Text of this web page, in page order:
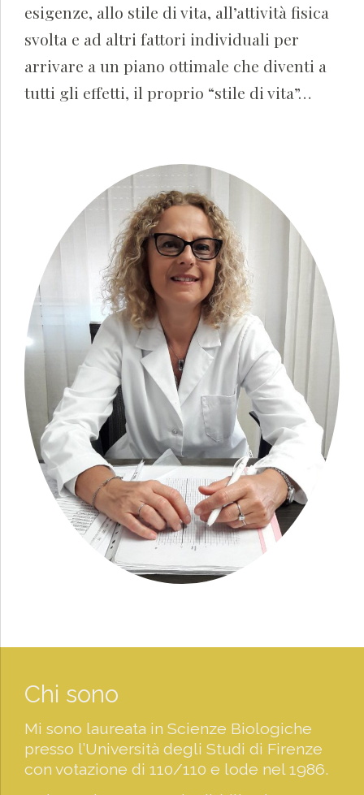
esigenze, allo stile di vita, all’attività fisica
svolta e ad altri fattori individuali per
arrivare a un piano ottimale che diventi a
tutti gli effetti, il proprio “stile di vita”…
Chi sono
Mi sono laureata in Scienze Biologiche
presso l’Università degli Studi di Firenze
con votazione di 110/110 e lode nel 1986.